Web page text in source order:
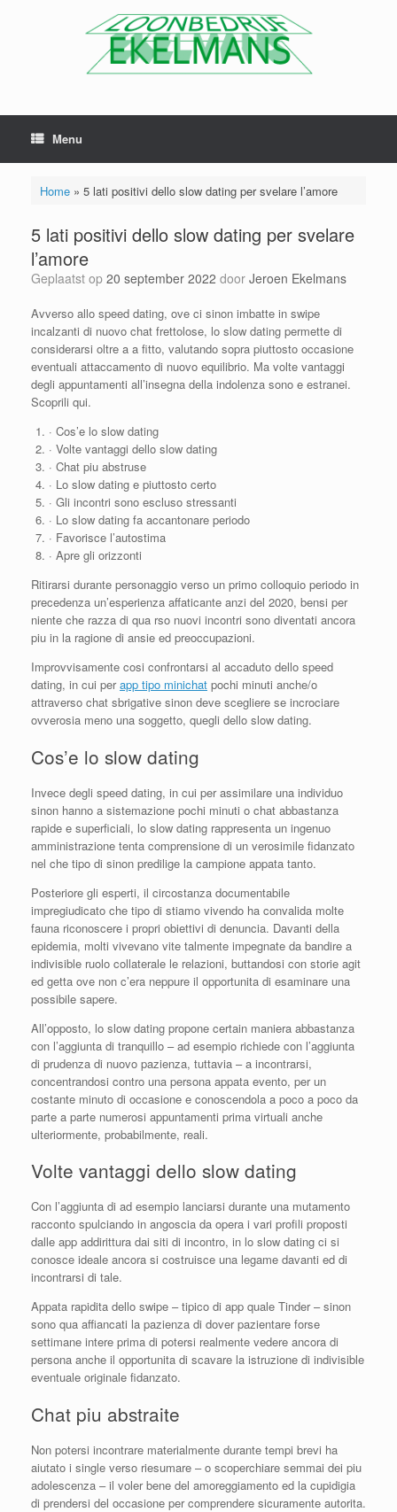
Menu
Home» 5 lati positivi dello slow dating per svelare l’amore
5 lati positivi dello slow dating per svelare
l’amore
Geplaatst op 20 september 2022 door Jeroen Ekelmans
Avverso allo speed dating, ove ci sinon imbatte in swipe
incalzanti di nuovo chat frettolose, lo slow dating permette di
considerarsi oltre a a fitto, valutando sopra piuttosto occasione
eventuali attaccamento di nuovo equilibrio. Ma volte vantaggi
degli appuntamenti all’insegna della indolenza sono e estranei.
Scoprili qui.
· Cos’e lo slow dating
· Volte vantaggi dello slow dating
· Chat piu abstruse
· Lo slow dating e piuttosto certo
· Gli incontri sono escluso stressanti
· Lo slow dating fa accantonare periodo
· Favorisce l’autostima
· Apre gli orizzonti
Ritirarsi durante personaggio verso un primo colloquio periodo in
precedenza un’esperienza affaticante anzi del 2020, bensi per
niente che razza di qua rso nuovi incontri sono diventati ancora
piu in la ragione di ansie ed preoccupazioni.
Improvvisamente cosi confrontarsi al accaduto dello speed
dating, in cui perapp tipo minichat pochi minuti anche/o
attraverso chat sbrigative sinon deve scegliere se incrociare
ovverosia meno una soggetto, quegli dello slow dating.
Cos’e lo slow dating
Invece degli speed dating, in cui per assimilare una individuo
sinon hanno a sistemazione pochi minuti o chat abbastanza
rapide e superficiali, lo slow dating rappresenta un ingenuo
amministrazione tenta comprensione di un verosimile fidanzato
nel che tipo di sinon predilige la campione appata tanto.
Posteriore gli esperti, il circostanza documentabile
impregiudicato che tipo di stiamo vivendo ha convalida molte
fauna riconoscere i propri obiettivi di denuncia. Davanti della
epidemia, molti vivevano vite talmente impegnate da bandire a
indivisible ruolo collaterale le relazioni, buttandosi con storie agit
ed getta ove non c’era neppure il opportunita di esaminare una
possibile sapere.
All’opposto, lo slow dating propone certain maniera abbastanza
con l’aggiunta di tranquillo – ad esempio richiede con l’aggiunta
di prudenza di nuovo pazienza, tuttavia – a incontrarsi,
concentrandosi contro una persona appata evento, per un
costante minuto di occasione e conoscendola a poco a poco da
parte a parte numerosi appuntamenti prima virtuali anche
ulteriormente, probabilmente, reali.
Volte vantaggi dello slow dating
Con l’aggiunta di ad esempio lanciarsi durante una mutamento
racconto spulciando in angoscia da opera i vari profili proposti
dalle app addirittura dai siti di incontro, in lo slow dating ci si
conosce ideale ancora si costruisce una legame davanti ed di
incontrarsi di tale.
Appata rapidita dello swipe – tipico di app quale Tinder – sinon
sono qua affiancati la pazienza di dover pazientare forse
settimane intere prima di potersi realmente vedere ancora di
persona anche il opportunita di scavare la istruzione di indivisible
eventuale originale fidanzato.
Chat piu abstraite
Non potersi incontrare materialmente durante tempi brevi ha
aiutato i single verso riesumare – o scoperchiare semmai dei piu
adolescenza – il voler bene del amoreggiamento ed la cupidigia
di prendersi del occasione per comprendere sicuramente autorita.